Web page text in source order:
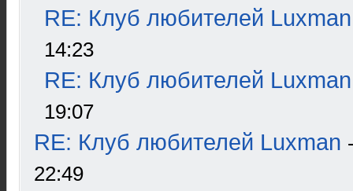
RE: Клуб любителей Luxman
14:23
RE: Клуб любителей Luxman
19:07
RE: Клуб любителей Luxman
22:49